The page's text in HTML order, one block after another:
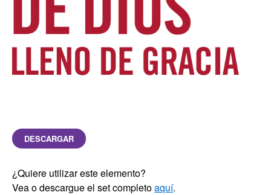
DESCARGAR
¿Quiere utilizar este elemento?
Vea o descargue el set completoaquí.